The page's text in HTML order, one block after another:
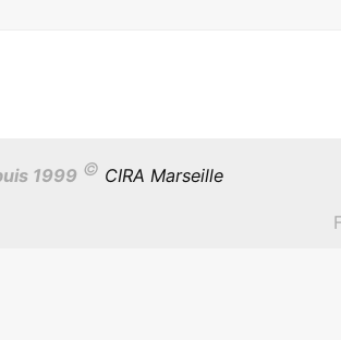
1999 © CIRA Marseille